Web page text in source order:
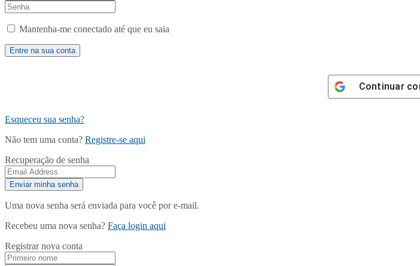
Mantenha-me conectado até que eu saia
Continuar
Esqueceu sua senha?
Não tem uma conta? Registre-se aqui
Recuperação de senha
Uma nova senha será enviada para você por e-mail.
Recebeu uma nova senha? Faça login aqui
Registrar nova conta